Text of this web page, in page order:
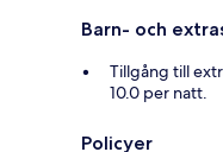
Barn- och
Tillgång till
10.0 per natt.
Policyer